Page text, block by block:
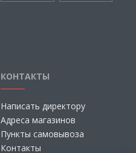
КОНТАКТЫ
Написать директору
Адреса магазинов
Пункты самовывоза
Контакты